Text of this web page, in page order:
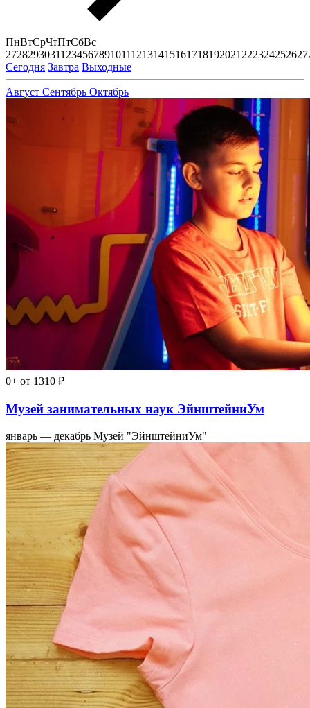
ПнВтСрЧтПтСбВс
27282930311 23456789101112131415161718192021 222324252627
Сегодня Завтра Выходные
Август Сентябрь Октябрь
0+ от 1310 ₽
Музей занимательных наук ЭйнштейниУм
январь — декабрь Музей "ЭйнштейниУм"